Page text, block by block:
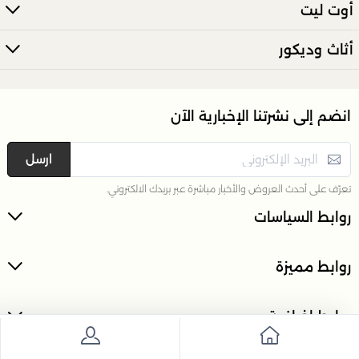
أوعية التقديم، الصواني، علب التخزين، إطارات الصور، ومنفضات
السجائر.
والقطع العملية مثل الصواني والأوعية وعلب التخزين.
أوت ليت
أثاث وديكور
روابط السياسات
روابط مميزة
روابط اضافية
انضم إلى نشرتنا الإخبارية الآن
ارسل
تعرّف على أحدث العروض والأخبار مباشرة عبر بريدك الالكتروني.